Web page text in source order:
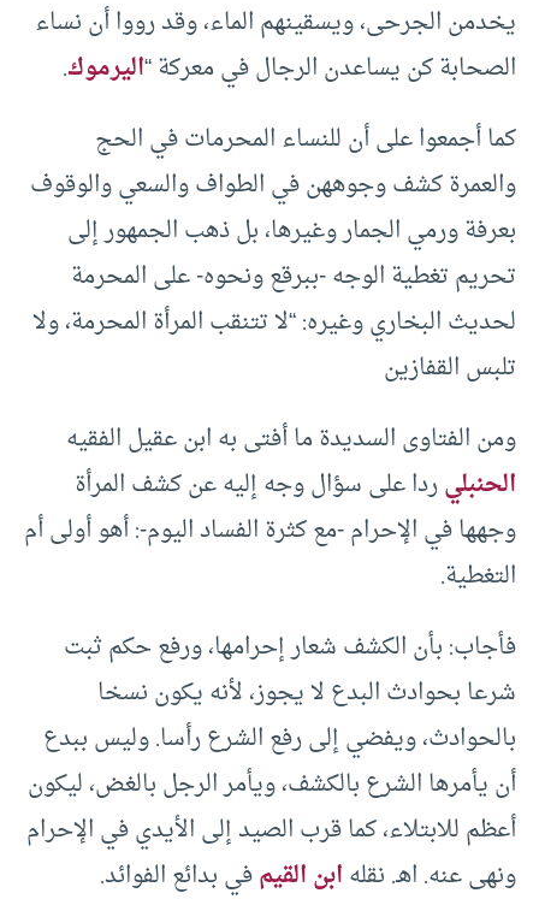
يخدمن الجرحى، ويسقينهم الماء، وقد رووا أن نساء
الصحابة كن يساعدن الرجال في معركة “اليرموك.
كما أجمعوا على أن للنساء المحرمات في الحج
والعمرة كشف وجوههن في الطواف والسعي والوقوف
بعرفة ورمي الجمار وغيرها، بل ذهب الجمهور إلى
تحريم تغطية الوجه -ببرقع ونحوه- على المحرمة
لحديث البخاري وغيره: “لا تتنقب المرأة المحرمة، ولا
تلبس القفازين
ومن الفتاوى السديدة ما أفتى به ابن عقيل الفقيه
الحنبليردا على سؤال وجه إليه عن كشف المرأة
وجهها في الإحرام -مع كثرة الفساد اليوم-: أهو أولى أم
التغطية.
فأجاب: بأن الكشف شعار إحرامها، ورفع حكم ثبت
شرعا بحوادث البدع لا يجوز، لأنه يكون نسخا
بالحوادث، ويفضي إلى رفع الشرع رأسا. وليس ببدع
أن يأمرها الشرع بالكشف، ويأمر الرجل بالغض، ليكون
أعظم للابتلاء، كما قرب الصيد إلى الأيدي في الإحرام
ونهى عنه. اهـ. نقلهابن القيمفي بدائع الفوائد.